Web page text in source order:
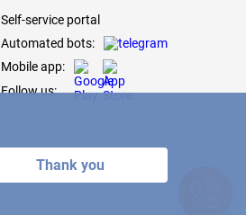
Thank you
Self-service portal
Automated bots:
Mobile app:
Follow us: